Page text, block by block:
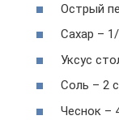
Острый
Сахар –
Уксус
Соль – 2
Чеснок –